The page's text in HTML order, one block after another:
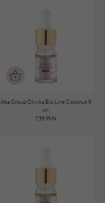
Aba Group Oliwka Bio Line Coconut 5
ml
7,59 PLN